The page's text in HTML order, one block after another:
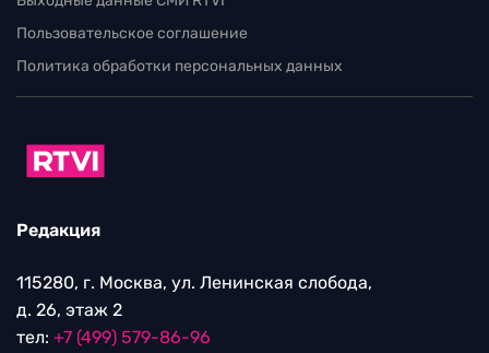
Пользовательское соглашение
Политика обработки персональных данных
Редакция
115280, г. Москва, ул. Ленинская слобода,
д. 26, этаж 2
тел: +7 (499) 579-86-96